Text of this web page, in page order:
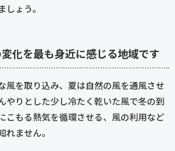
ょう。
化を最も身近に感じる地域です
風を取り込み、夏は自然の風を通風させ
やりとした少し冷たく乾いた風で冬の到
こもる熱気を循環させる、風の利用など
れません。